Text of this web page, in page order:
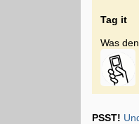
Tag it
Was
PSST!